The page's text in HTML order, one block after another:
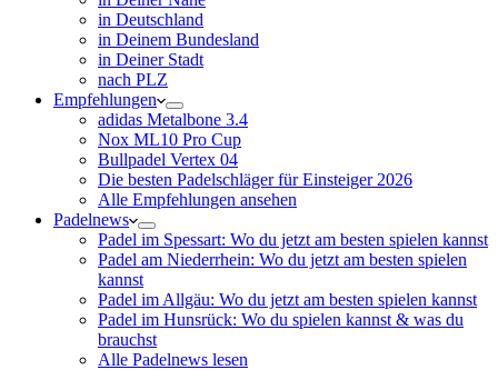
in Deutschland
in Deinem Bundesland
in Deiner Stadt
nach PLZ
Empfehlungen
adidas Metalbone 3.4
Nox ML10 Pro Cup
Bullpadel Vertex 04
Die besten Padelschläger für Einsteiger 2026
Alle Empfehlungen ansehen
Padelnews
Padel im Spessart: Wo du jetzt am besten spielen kannst
Padel am Niederrhein: Wo du jetzt am besten spielen
kannst
Padel im Allgäu: Wo du jetzt am besten spielen kannst
Padel im Hunsrück: Wo du spielen kannst & was du
brauchst
Alle Padelnews lesen